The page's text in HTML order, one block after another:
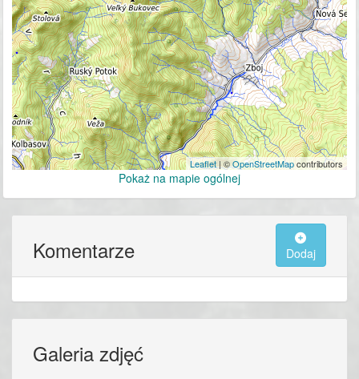
Leaflet | ©OpenStreetMapcontributors
Pokaż na mapie ogólnej
Komentarze Dodaj
Galeria zdjęć